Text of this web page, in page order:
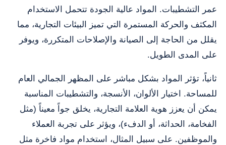
عمر التشطيبات. المواد عالية الجودة تتحمل الاستخدام
المكثف والحركة المستمرة التي تميز البيئات التجارية، مما
يقلل من الحاجة إلى الصيانة والإصلاحات المتكررة، ويوفر
على المدى الطويل.
ثانياً، تؤثر المواد بشكل مباشر على المظهر الجمالي العام
للمساحة. اختيار الألوان، الأنسجة، والتشطيبات المناسبة
يمكن أن يعزز هوية العلامة التجارية، يخلق جواً معيناً (مثل
الفخامة، الحداثة، أو الدفء)، ويؤثر على تجربة العملاء
والموظفين. على سبيل المثال، استخدام مواد فاخرة مثل